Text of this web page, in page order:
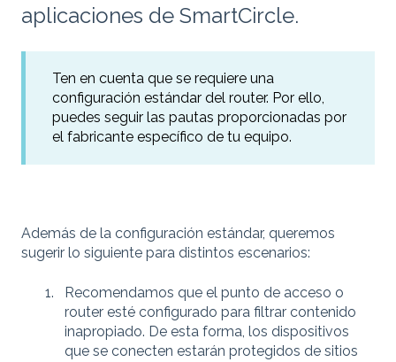
aplicaciones de SmartCircle.
Ten en cuenta que se requiere una
configuración estándar del router. Por ello,
puedes seguir las pautas proporcionadas por
el fabricante específico de tu equipo.
Además de la configuración estándar, queremos
sugerir lo siguiente para distintos escenarios:
Recomendamos que el punto de acceso o
router esté configurado para filtrar contenido
inapropiado. De esta forma, los dispositivos
que se conecten estarán protegidos de sitios